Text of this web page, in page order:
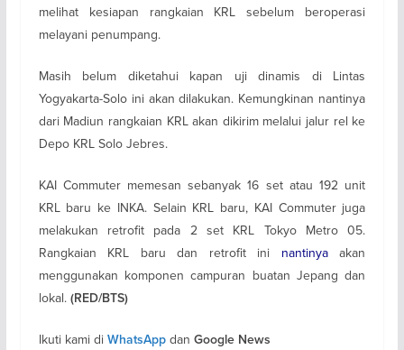
melihat kesiapan rangkaian KRL sebelum beroperasi
melayani penumpang.
Masih belum diketahui kapan uji dinamis di Lintas
Yogyakarta-Solo ini akan dilakukan. Kemungkinan nantinya
dari Madiun rangkaian KRL akan dikirim melalui jalur rel ke
Depo KRL Solo Jebres.
KAI Commuter memesan sebanyak 16 set atau 192 unit
KRL baru ke INKA. Selain KRL baru, KAI Commuter juga
melakukan retrofit pada 2 set KRL Tokyo Metro 05.
Rangkaian KRL baru dan retrofit ini nantinyaakan
menggunakan komponen campuran buatan Jepang dan
lokal. (RED/BTS)
Ikuti kami di WhatsAppdan Google News